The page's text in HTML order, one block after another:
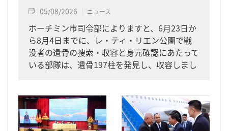
05/08/2026 ニュース
ホーチミン市司令部によりますと、6月23日か
ら8月4日までに、レ・ティ・リエン公園で戦
没者の遺骨の捜索・収容と身元確認にあたって
いる部隊は、遺骨197柱を発見し、収容しまし